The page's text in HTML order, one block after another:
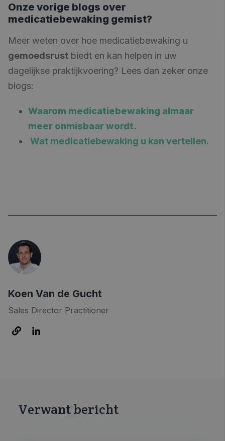
Onze vorige blogs over
medicatiebewaking gemist?
Meer weten over hoe medicatiebewaking u
gemoedsrust biedt en kan helpen in uw
dagelijkse praktijkvoering? Lees dan zeker onze
blogs:
Waarom medicatiebewaking almaar
meer onmisbaar wordt.
Wat medicatiebewaking u kan vertellen.
Koen Van de Gucht
Sales Director Practitioner
Verwant bericht